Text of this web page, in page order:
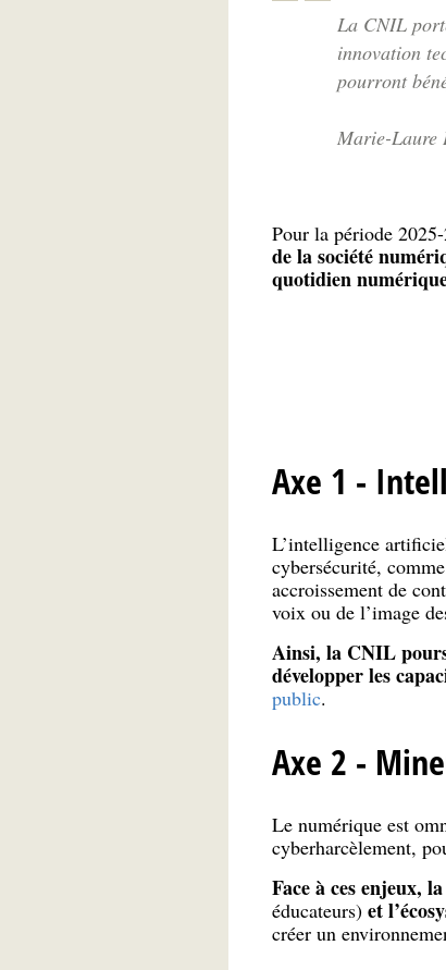
La CNIL
innovation
pourront
Marie-Laure
Pour la période
de la société
quotidien
Axe 1 -
L’intelligence
cybersécurité,
accroissement de
voix ou de l’image
Ainsi, la CNIL
développer les
public.
Axe 2 -
Le numérique est
cyberharcèlement,
Face à ces enjeux,
éducateurs) et
créer un